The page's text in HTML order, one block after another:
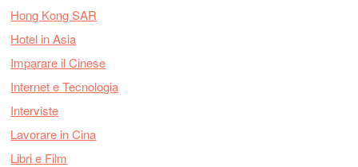
Hong Kong SAR
Hotel in Asia
Imparare il Cinese
Internet e Tecnologia
Interviste
Lavorare in Cina
Libri e Film